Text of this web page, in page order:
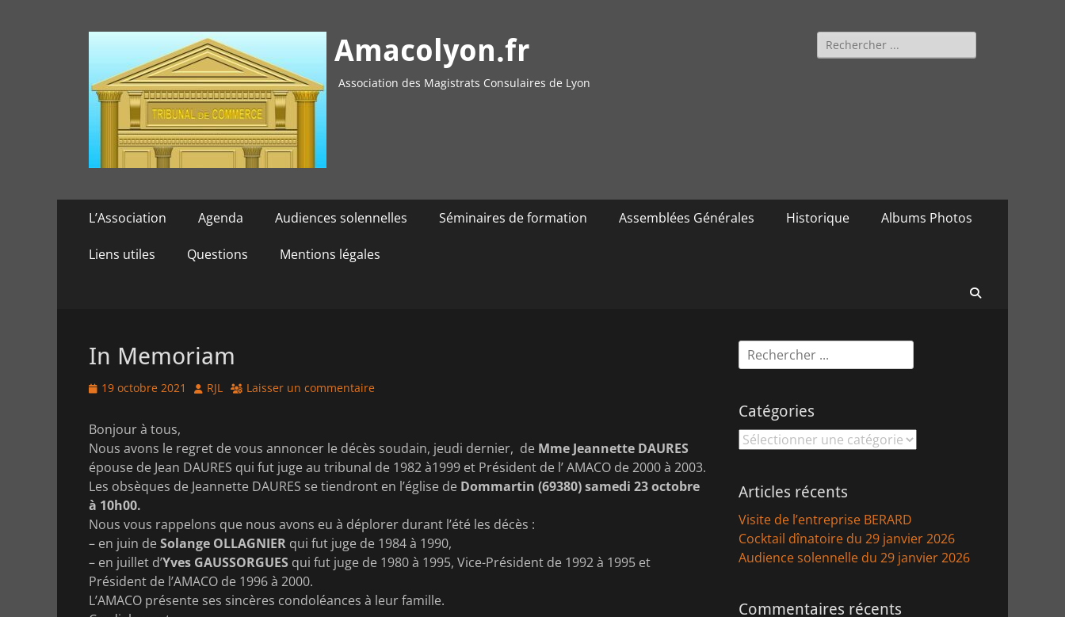
Amacolyon.fr
Association des Magistrats Consulaires de Lyon
Rechercher :
Menu
contenu
L’Association Agenda Audiences solennelles Séminaires de formation Assemblées Générales Historique Albums Photos
Liens utiles Questions Mentions légales
In Memoriam
Posted
19 octobre 2021 Author
RJL Laisser un commentaire
Bonjour à tous,
Nous avons le regret de vous annoncer le décès soudain, jeudi dernier, de Mme Jeannette DAURES
épouse de Jean DAURES qui fut juge au tribunal de 1982 à1999 et Président de l’ AMACO de 2000 à 2003.
Les obsèques de Jeannette DAURES se tiendront en l’église de Dommartin (69380) samedi 23 octobre
à 10h00.
Nous vous rappelons que nous avons eu à déplorer durant l’été les décès :
– en juin deSolange OLLAGNIER qui fut juge de 1984 à 1990,
– en juillet d’Yves GAUSSORGUES qui fut juge de 1980 à 1995, Vice-Président de 1992 à 1995 et
Président de l’AMACO de 1996 à 2000.
L’AMACO présente ses sincères condoléances à leur famille.
Rechercher :
Catégories
Catégories
Articles récents
Visite de l’entreprise BERARD
Cocktail dînatoire du 29 janvier 2026
Audience solennelle du 29 janvier 2026
Commentaires récents